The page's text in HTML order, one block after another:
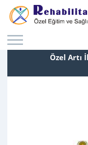
Özel Artı